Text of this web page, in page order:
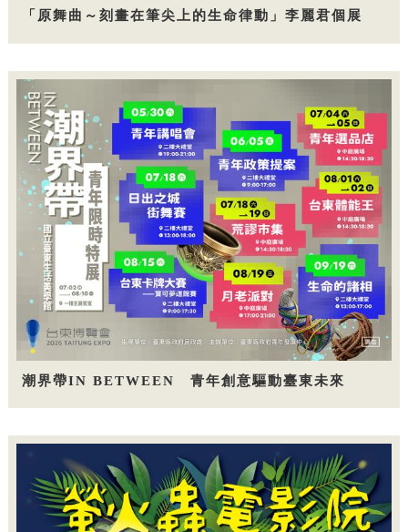
「原舞曲～刻畫在筆尖上的生命律動」李麗君個展
潮界帶IN BETWEEN 青年創意驅動臺東未來